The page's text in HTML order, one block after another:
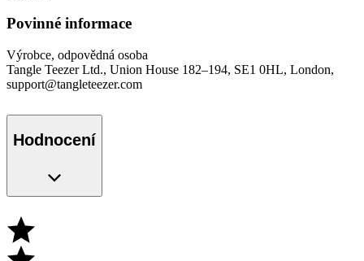
Povinné informace
Výrobce, odpovědná osoba
Tangle Teezer Ltd., Union House 182–194, SE1 0HL, London,
support@tangleteezer.com
Hodnocení